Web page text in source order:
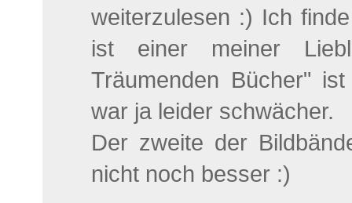
weiterzulesen :) Ich
ist einer meiner
Träumenden Bücher"
war ja leider schwächer.
Der zweite der
nicht noch besser :)